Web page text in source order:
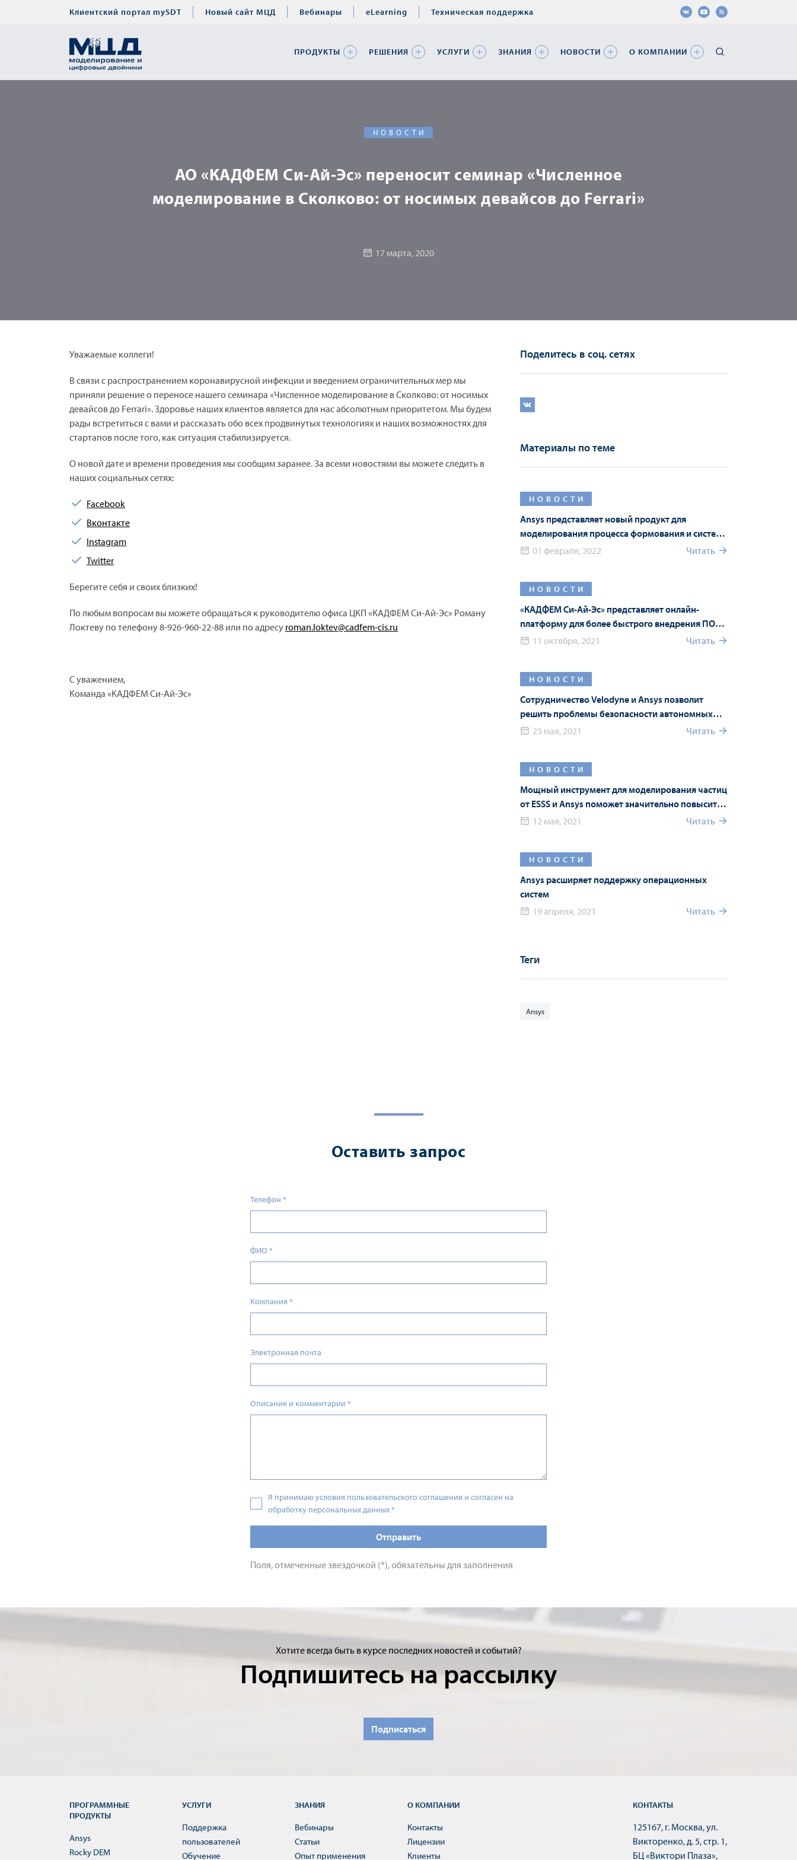
Клиентский портал mySDT Новый сайт МЦД Вебинары eLearning Техническая поддержка
ПРОДУКТЫ РЕШЕНИЯ УСЛУГИ ЗНАНИЯ НОВОСТИ О КОМПАНИИ
НОВОСТИ
АО «КАДФЕМ Си-Ай-Эс» переносит семинар «Численное
моделирование в Сколково: от носимых девайсов до Ferrari»
17 марта, 2020
Уважаемые коллеги!
В связи с распространением коронавирусной инфекции и введением ограничительных мер мы
приняли решение о переносе нашего семинара «Численное моделирование в Сколково: от носимых
девайсов до Ferrari». Здоровье наших клиентов является для нас абсолютным приоритетом. Мы будем
рады встретиться с вами и рассказать обо всех продвинутых технологиях и наших возможностях для
стартапов после того, как ситуация стабилизируется.
О новой дате и времени проведения мы сообщим заранее. За всеми новостями вы можете следить в
наших социальных сетях:
Facebook
Вконтакте
Instagram
Twitter
Берегите себя и своих близких!
По любым вопросам вы можете обращаться к руководителю офиса ЦКП «КАДФЕМ Си-Ай-Эс» Роману
Локтеву по телефону 8-926-960-22-88 или по адресу roman.loktev@cadfem-cis.ru
С уважением,
Команда «КАДФЕМ Си-Ай-Эс»
Поделитесь в соц. сетях
Материалы по теме
НОВОСТИ
Ansys представляет новый продукт для
моделирования процесса формования и систему
Ansys Connect в новой версии Ansys 2022 R1
01 февраля, 2022 Читать
НОВОСТИ
«КАДФЕМ Си-Ай-Эс» представляет онлайн-
платформу для более быстрого внедрения ПО
Ansys11 октября, 2021 Читать
НОВОСТИ
Сотрудничество Velodyne и Ansys позволит
решить проблемы безопасности автономных
транспортных средств
25 мая, 2021 Читать
НОВОСТИ
Мощный инструмент для моделирования частиц
от ESSS и Ansys поможет значительно повысить
качество продукции
12 мая, 2021 Читать
НОВОСТИ
Ansys расширяет поддержку операционных
систем
19 апреля, 2021
Читать
Теги
Ansys
Оставить запрос
Телефон *
ФИО *
Компания *
Электронная почта
Описание и комментарии *
Я принимаю условия пользовательского соглашения и согласен на
обработку персональных данных*
Отправить
Поля, отмеченные звездочкой (*), обязательны для заполнения
Хотите всегда быть в курсе последних новостей и событий?
Подпишитесь на рассылку
Подписаться
ПРОГРАММНЫЕ
ПРОДУКТЫ
Ansys
Rocky DEM
УСЛУГИ
Поддержка
пользователей
Обучение
ЗНАНИЯ
Вебинары
Статьи
Опыт применения
О КОМПАНИИ
Контакты
Лицензии
Клиенты
КОНТАКТЫ
125167, г. Москва, ул.
Викторенко, д. 5, стр. 1,
БЦ «Виктори Плаза»,